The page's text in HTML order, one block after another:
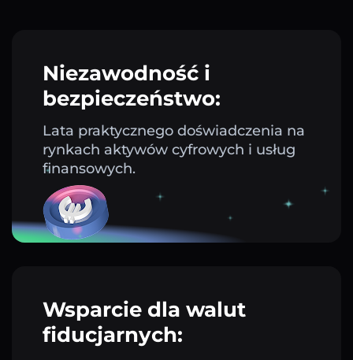
Niezawodność i
bezpieczeństwo:
Lata praktycznego doświadczenia na
rynkach aktywów cyfrowych i usług
finansowych.
Wsparcie dla walut
fiducjarnych: